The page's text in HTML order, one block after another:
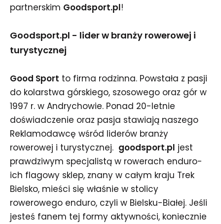
partnerskim Goodsport.pl!
Goodsport.pl - lider w branży rowerowej i
turystycznej
Good Sport to firma rodzinna. Powstała z pasji
do kolarstwa górskiego, szosowego oraz gór w
1997 r. w Andrychowie. Ponad 20-letnie
doświadczenie oraz pasja stawiają naszego
Reklamodawcę wśród liderów branży
rowerowej i turystycznej. goodsport.pl jest
prawdziwym specjalistą w rowerach enduro-
ich flagowy sklep, znany w całym kraju Trek
Bielsko, mieści się właśnie w stolicy
rowerowego enduro, czyli w Bielsku-Białej. Jeśli
jesteś fanem tej formy aktywności, koniecznie